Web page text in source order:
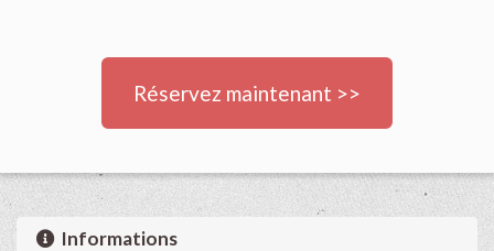
Réservez maintenant >>
Informations